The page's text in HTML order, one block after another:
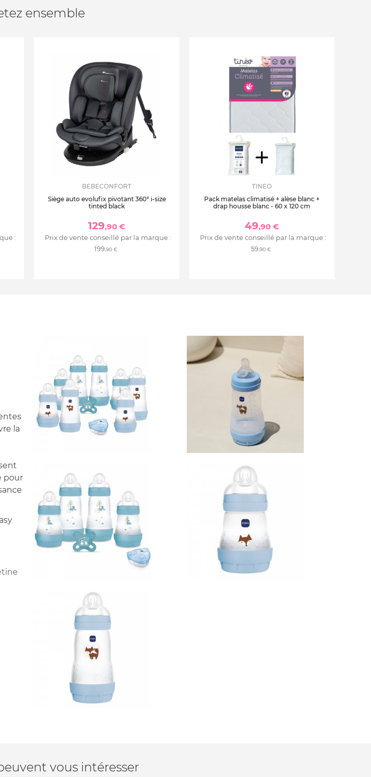
ensemble
:
BEBECONFORT
Siège auto evolufix pivotant 360° i-size
tinted black
129,90 €
Prix de vente conseillé par la marque :
199,90 €
TINEO
Pack matelas climatisé + alèse blanc +
drap housse blanc - 60 x 120 cm
49,90 €
Prix de vente conseillé par la marque :
59,90 €
la
pour
vous intéresser